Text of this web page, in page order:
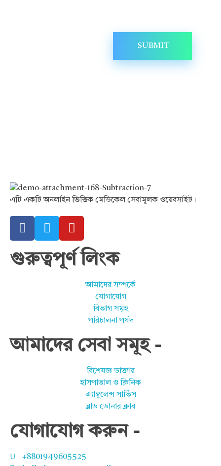
এটি একটি অনলাইন ভিত্তিক মেডিকেল সেবামূলক ওয়েবসাইট।
গুরুত্বপূর্ণ লিংক
আমাদের সম্পর্কে
যোগাযোগ
বিভাগ সমূহ
পরিচালনা পর্ষদ
আমাদের সেবা সমূহ -
বিশেষজ্ঞ ডাক্তার
হাসপাতাল ও ক্লিনিক
এ্যাম্বুলেন্স সার্ভিস
ব্লাড ডোনার ক্লাব
যোগাযোগ করুন -
+8801949605525